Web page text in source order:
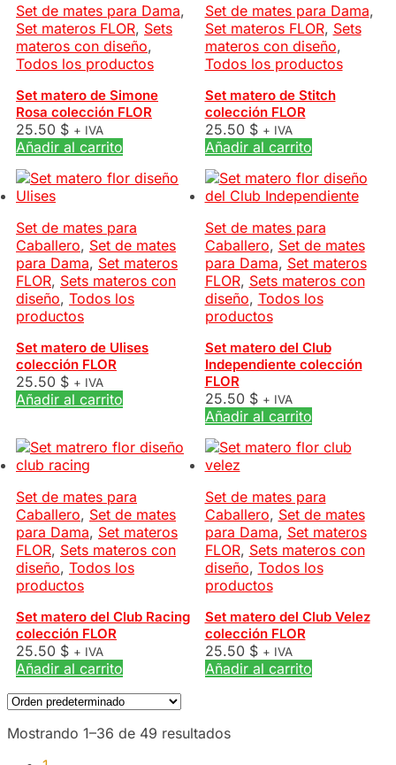
Set de mates para Dama,
Set materos FLOR, Sets
materos con diseño,
Todos los productos
Set matero de Simone
Rosa colección FLOR
25.50 $ + IVA
Añadir al carrito
Set de mates para Dama,
Set materos FLOR, Sets
materos con diseño,
Todos los productos
Set matero de Stitch
colección FLOR
25.50 $ + IVA
Añadir al carrito
Set de mates para
Caballero, Set de mates
para Dama, Set materos
FLOR, Sets materos con
diseño, Todos los
productos
Set matero de Ulises
colección FLOR
25.50 $ + IVA
Añadir al carrito
Set de mates para
Caballero, Set de mates
para Dama, Set materos
FLOR, Sets materos con
diseño, Todos los
productos
Set matero del Club
Independiente colección
FLOR
25.50 $ + IVA
Añadir al carrito
Set de mates para
Caballero, Set de mates
para Dama, Set materos
FLOR, Sets materos con
diseño, Todos los
productos
Set matero del Club Racing
colección FLOR
25.50 $ + IVA
Añadir al carrito
Set de mates para
Caballero, Set de mates
para Dama, Set materos
FLOR, Sets materos con
diseño, Todos los
productos
Set matero del Club Velez
colección FLOR
25.50 $ + IVA
Añadir al carrito
Mostrando 1–36 de 49 resultados